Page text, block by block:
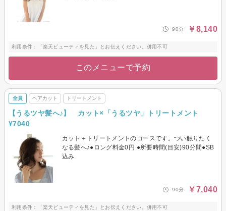
90分 ￥8,140
利用条件：「楽天ビューティを見た」とお伝えください。併用不可
このメニューで予約
全員 ヘアカット トリートメント
【うるツヤ髪へ♪】 カット×「うるツヤ」トリートメント
¥7040
カット＋トリートメントのコースです。つい触りたく
なる髪へ♪●ロング料金0円 ●所要時間(目安)90分間●SB
込み
90分 ￥7,040
利用条件：「楽天ビューティを見た」とお伝えください。併用不可